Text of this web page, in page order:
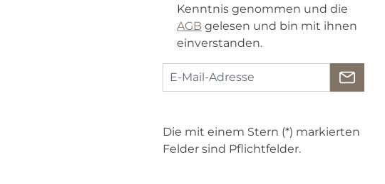
Kenntnis genommen und die
AGB gelesen und bin mit ihnen
einverstanden.
Die mit einem Stern (*) markierten
Felder sind Pflichtfelder.